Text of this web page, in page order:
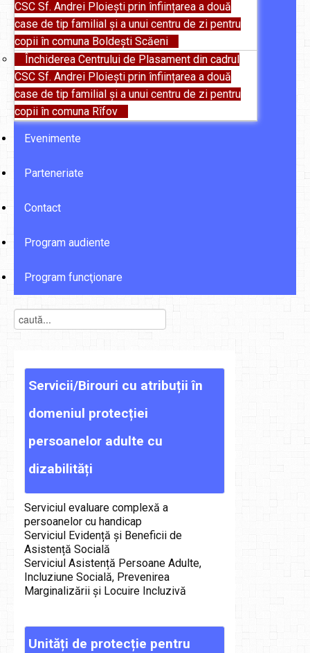
CSC Sf. Andrei Ploiești prin înființarea a două
case de tip familial și a unui centru de zi pentru
copii în comuna Boldești Scăeni
Închiderea Centrului de Plasament din cadrul
CSC Sf. Andrei Ploiești prin înființarea a două
case de tip familial și a unui centru de zi pentru
copii în comuna Rîfov
Evenimente
Parteneriate
Contact
Program audiente
Program funcţionare
Servicii/Birouri cu atribuții în
domeniul protecției
persoanelor adulte cu
dizabilități
Serviciul evaluare complexă a
persoanelor cu handicap
Serviciul Evidență și Beneficii de
Asistență Socială
Serviciul Asistență Persoane Adulte,
Incluziune Socială, Prevenirea
Marginalizării și Locuire Incluzivă
Unități de protecție pentru